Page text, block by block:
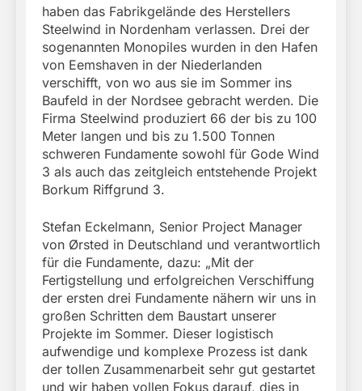
haben das Fabrikgelände des Herstellers
Steelwind in Nordenham verlassen. Drei der
sogenannten Monopiles wurden in den Hafen
von Eemshaven in der Niederlanden
verschifft, von wo aus sie im Sommer ins
Baufeld in der Nordsee gebracht werden. Die
Firma Steelwind produziert 66 der bis zu 100
Meter langen und bis zu 1.500 Tonnen
schweren Fundamente sowohl für Gode Wind
3 als auch das zeitgleich entstehende Projekt
Borkum Riffgrund 3.
Stefan Eckelmann, Senior Project Manager
von Ørsted in Deutschland und verantwortlich
für die Fundamente, dazu: „Mit der
Fertigstellung und erfolgreichen Verschiffung
der ersten drei Fundamente nähern wir uns in
großen Schritten dem Baustart unserer
Projekte im Sommer. Dieser logistisch
aufwendige und komplexe Prozess ist dank
der tollen Zusammenarbeit sehr gut gestartet
und wir haben vollen Fokus darauf, dies in